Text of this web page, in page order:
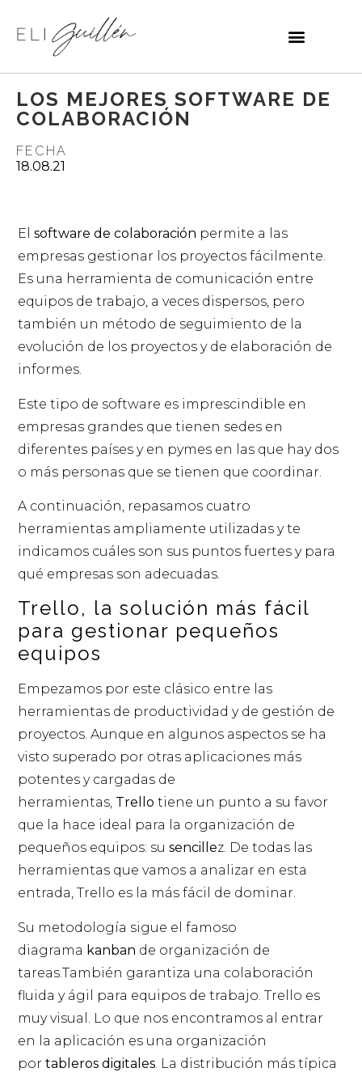
LOS MEJORES SOFTWARE DE
COLABORACIÓN
FECHA
18.08.21
Elsoftware de colaboración permite a las
empresas gestionar los proyectos fácilmente.
Es una herramienta de comunicación entre
equipos de trabajo, a veces dispersos, pero
también un método de seguimiento de la
evolución de los proyectos y de elaboración de
informes.
Este tipo de software es imprescindible en
empresas grandes que tienen sedes en
diferentes países y en pymes en las que hay dos
o más personas que se tienen que coordinar.
A continuación, repasamos cuatro
herramientas ampliamente utilizadas y te
indicamos cuáles son sus puntos fuertes y para
qué empresas son adecuadas.
Trello, la solución más fácil
para gestionar pequeños
equipos
Empezamos por este clásico entre las
herramientas de productividad y de gestión de
proyectos. Aunque en algunos aspectos se ha
visto superado por otras aplicaciones más
potentes y cargadas de
herramientas, Trello tiene un punto a su favor
que la hace ideal para la organización de
pequeños equipos: susencillez. De todas las
herramientas que vamos a analizar en esta
entrada, Trello es la más fácil de dominar.
Su metodología sigue el famoso
diagrama kanban de organización de
tareas.También garantiza una colaboración
fluida y ágil para equipos de trabajo. Trello es
muy visual. Lo que nos encontramos al entrar
en la aplicación es una organización
portableros digitales . La distribución más típica